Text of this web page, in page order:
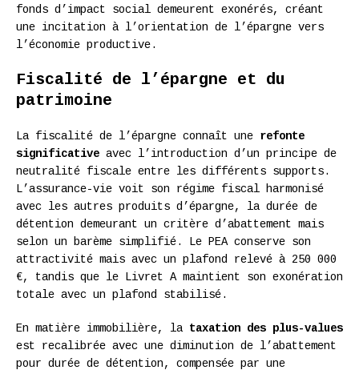
fonds d’impact social demeurent exonérés, créant
une incitation à l’orientation de l’épargne vers
l’économie productive.
Fiscalité de l’épargne et du
patrimoine
La fiscalité de l’épargne connaît une refonte
significative avec l’introduction d’un principe de
neutralité fiscale entre les différents supports.
L’assurance-vie voit son régime fiscal harmonisé
avec les autres produits d’épargne, la durée de
détention demeurant un critère d’abattement mais
selon un barème simplifié. Le PEA conserve son
attractivité mais avec un plafond relevé à 250 000
€, tandis que le Livret A maintient son exonération
totale avec un plafond stabilisé.
En matière immobilière, la taxation des plus-values
est recalibrée avec une diminution de l’abattement
pour durée de détention, compensée par une